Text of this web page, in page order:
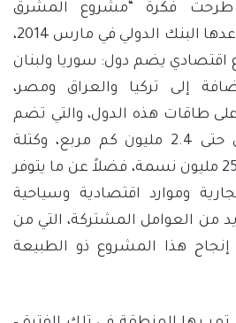
طرحت فكرة “مشروع المشرق
الجديد” ضمن دراسة أعدها البنك الدولي في مارس 2014،
يضم دول: سوريا ولبنان
إلى تركيا والعراق ومصر،
طاقات هذه الدول، والتي تضم
مساحة جغرافية تصل حتى 2.4 مليون كم مربع، وكتلة
سكانية تبلغ أكثر من 250 مليون نسمة، فضلاً عن ما يتوفر
وموارد اقتصادية وسياحية
من العوامل المشتركة، التي من
هذا المشروع ذو الطبيعة